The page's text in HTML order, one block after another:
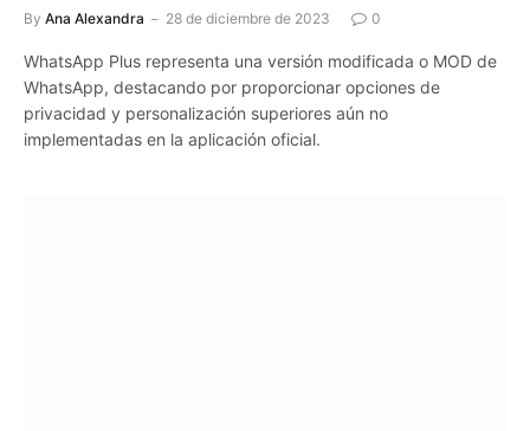
By Ana Alexandra 28 de diciembre de 2023 0
WhatsApp Plus representa una versión modificada o MOD de
WhatsApp, destacando por proporcionar opciones de
privacidad y personalización superiores aún no
implementadas en la aplicación oficial.